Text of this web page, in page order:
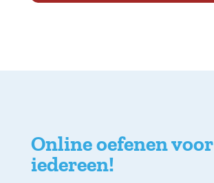
Online oefenen voor
iedereen!